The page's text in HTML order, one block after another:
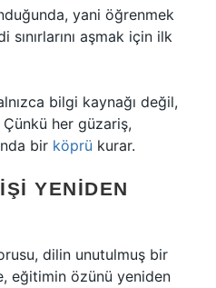
yani öğrenmek
sınırlarını aşmak için ilk
bilgi kaynağı değil,
her güzariş,
bir köprü kurar.
YENIDEN
dilin unutulmuş bir
eğitimin özünü yeniden